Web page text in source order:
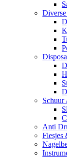
Schuur
Anti
Flesjes